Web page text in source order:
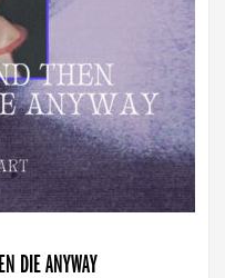
DIE ANYWAY